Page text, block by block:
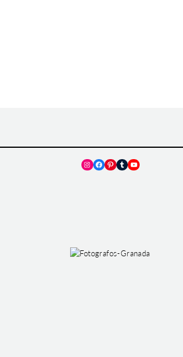
Instagram
Facebook
Pinterest
TumblrYouTube